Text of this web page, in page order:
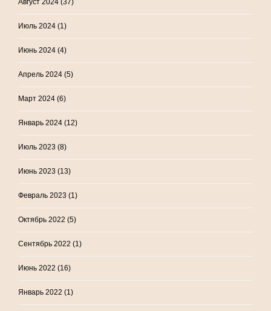
Июль 2024 (1)
Июнь 2024 (4)
Апрель 2024 (5)
Март 2024 (6)
Январь 2024 (12)
Июль 2023 (8)
Июнь 2023 (13)
Февраль 2023 (1)
Октябрь 2022 (5)
Сентябрь 2022 (1)
Июнь 2022 (16)
Январь 2022 (1)